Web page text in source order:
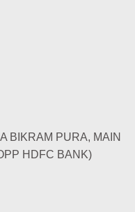
BIKRAM PURA, MAIN
HDFC BANK)